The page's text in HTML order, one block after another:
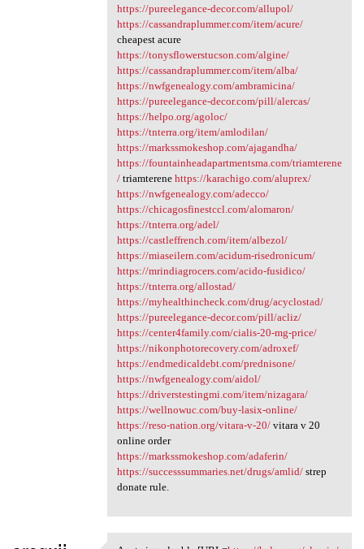
https://pureelegance-decor.com/allupol/
https://cassandraplummer.com/item/acure/
cheapest acure
https://tonysflowerstucson.com/algine/
https://cassandraplummer.com/item/alba/
https://nwfgenealogy.com/ambramicina/
https://pureelegance-decor.com/pill/alercas/
https://helpo.org/agoloc/
https://tnterra.org/item/amlodilan/
https://markssmokeshop.com/ajagandha/
https://fountainheadapartmentsma.com/triamterene
/triamterene https://karachigo.com/aluprex/
https://nwfgenealogy.com/adecco/
https://chicagosfinestccl.com/alomaron/
https://tnterra.org/adel/
https://castleffrench.com/item/albezol/
https://miaseilern.com/acidum-risedronicum/
https://mrindiagrocers.com/acido-fusidico/
https://tnterra.org/allostad/
https://myhealthincheck.com/drug/acyclostad/
https://pureelegance-decor.com/pill/acliz/
https://center4family.com/cialis-20-mg-price/
https://nikonphotorecovery.com/adroxef/
https://endmedicaldebt.com/prednisone/
https://nwfgenealogy.com/aidol/
https://driverstestingmi.com/item/nizagara/
https://wellnowuc.com/buy-lasix-online/
https://reso-nation.org/vitara-v-20/vitara v 20
online order
https://markssmokeshop.com/adaferin/
https://successsummaries.net/drugs/amlid/strep
donate rule.